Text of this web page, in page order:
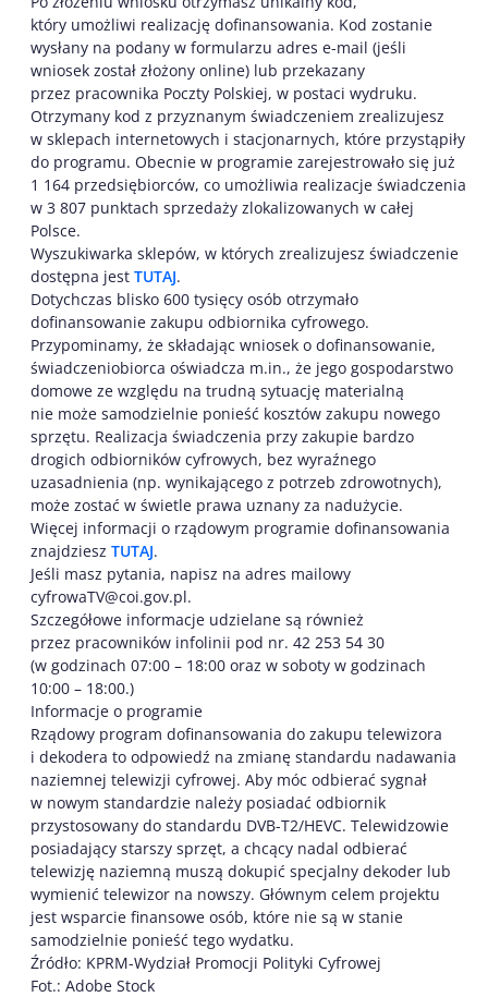
który umożliwi realizację dofinansowania. Kod zostanie
wysłany na podany w formularzu adres e-mail (jeśli
wniosek został złożony online) lub przekazany
przez pracownika Poczty Polskiej, w postaci wydruku.
Otrzymany kod z przyznanym świadczeniem zrealizujesz
w sklepach internetowych i stacjonarnych, które przystąpiły
do programu. Obecnie w programie zarejestrowało się już
1 164 przedsiębiorców, co umożliwia realizacje świadczenia
w 3 807 punktach sprzedaży zlokalizowanych w całej
Polsce.
Wyszukiwarka sklepów, w których zrealizujesz świadczenie
dostępna jest TUTAJ.
Dotychczas blisko 600 tysięcy osób otrzymało
dofinansowanie zakupu odbiornika cyfrowego.
Przypominamy, że składając wniosek o dofinansowanie,
świadczeniobiorca oświadcza m.in., że jego gospodarstwo
domowe ze względu na trudną sytuację materialną
nie może samodzielnie ponieść kosztów zakupu nowego
sprzętu. Realizacja świadczenia przy zakupie bardzo
drogich odbiorników cyfrowych, bez wyraźnego
uzasadnienia (np. wynikającego z potrzeb zdrowotnych),
może zostać w świetle prawa uznany za nadużycie.
Więcej informacji o rządowym programie dofinansowania
znajdziesz TUTAJ.
Jeśli masz pytania, napisz na adres mailowy
cyfrowaTV@coi.gov.pl.
Szczegółowe informacje udzielane są również
przez pracowników infolinii pod nr. 42 253 54 30
(w godzinach 07:00 – 18:00 oraz w soboty w godzinach
10:00 – 18:00.)
Informacje o programie
Rządowy program dofinansowania do zakupu telewizora
i dekodera to odpowiedź na zmianę standardu nadawania
naziemnej telewizji cyfrowej. Aby móc odbierać sygnał
w nowym standardzie należy posiadać odbiornik
przystosowany do standardu DVB-T2/HEVC. Telewidzowie
posiadający starszy sprzęt, a chcący nadal odbierać
telewizję naziemną muszą dokupić specjalny dekoder lub
wymienić telewizor na nowszy. Głównym celem projektu
jest wsparcie finansowe osób, które nie są w stanie
samodzielnie ponieść tego wydatku.
Źródło: KPRM-Wydział Promocji Polityki Cyfrowej
Fot.: Adobe Stock